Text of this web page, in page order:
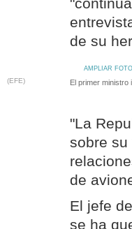
de su
AMPLIAR FOTO
(EFE) El primer ministro
"La
sobre su
de
El jefe
se ha